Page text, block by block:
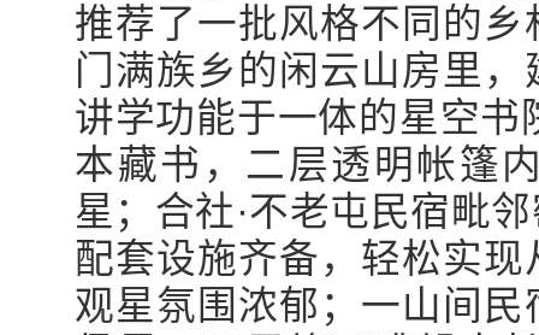
推荐了一批风格不同的
门满族乡的闲云山房里
讲学功能于一体的星空书
本藏书，二层透明帐篷
星；合社·不老屯民宿毗
配套设施齐备，轻松实
观星氛围浓郁；一山间